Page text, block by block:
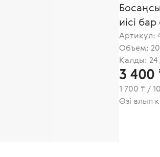
иісі
Артикул:
Объем:
Қалды: 24
3 400
1 700 ₸ /
Өзі алып